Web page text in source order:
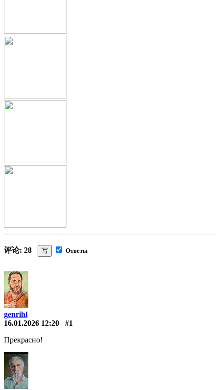
评论: 28 写 Ответы
genrihl
16.01.2026 12:20
#1
Прекрасно!